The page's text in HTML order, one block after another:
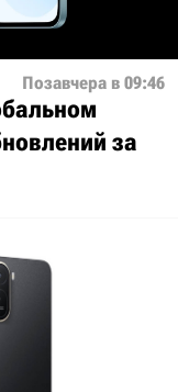
Позавчера в 09:46
за